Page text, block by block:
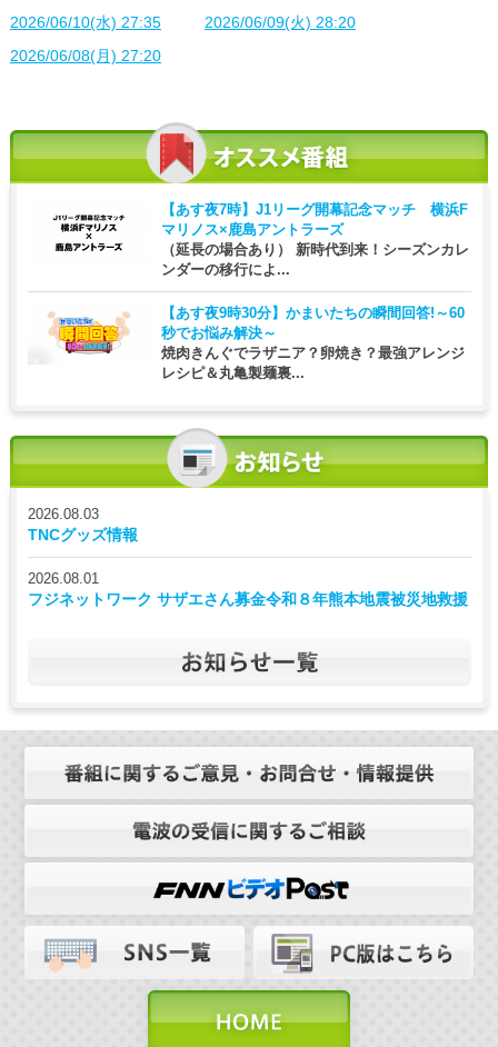
2026/06/10(水) 27:35
2026/06/09(火) 28:20
2026/06/08(月) 27:20
【あす夜7時】 J1リーグ開幕記念マッチ 横浜F
マリノス×鹿島アントラーズ
（延長の場合あり） 新時代到来！シーズンカレ
ンダーの移行によ...
【あす夜9時30分】 かまいたちの瞬間回答!～60
秒でお悩み解決～
焼肉きんぐでラザニア？卵焼き？最強アレンジ
レシピ＆丸亀製麺裏...
2026.08.03
TNCグッズ情報
2026.08.01
フジネットワーク サザエさん募金令和８年熊本地震被災地救援